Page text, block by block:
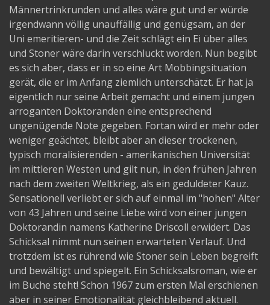
Männertrinkrunden und alles wäre gut und er würde
irgendwann völlig unauffällig und genügsam, an der
Uni emeritieren- und die Zeit schlägt ein Ei über alles
und Stoner wäre darin verschluckt worden. Nun begibt
es sich aber, dass er in so eine Art Mobbingsituation
gerät, die er im Anfang ziemlich unterschätzt. Er hat ja
eigentlich nur seine Arbeit gemacht und einem jungen
arroganten Doktoranden eine entsprechend
ungenügende Note gegeben. Fortan wird er mehr oder
weniger geächtet, bleibt aber an dieser trockenen,
typisch moralisierenden - amerikanischen Universität
im mittleren Westen und gilt nun, in den frühen Jahren
nach dem zweiten Weltkrieg, als ein geduldeter Kauz.
Sensationell verliebt er sich auf einmal im "hohen" Alter
von 43 Jahren und seine Liebe wird von einer jungen
Doktorandin namens Katherine Driscoll erwidert. Das
Schicksal nimmt nun seinen erwarteten Verlauf. Und
trotzdem ist es rührend wie Stoner sein Leben begreift
und bewältigt und spiegelt. Ein Schicksalsroman, wie er
im Buche steht! Schon 1967 zum ersten Mal erschienen
aber in seiner Emotionalität gleichbleibend aktuell.